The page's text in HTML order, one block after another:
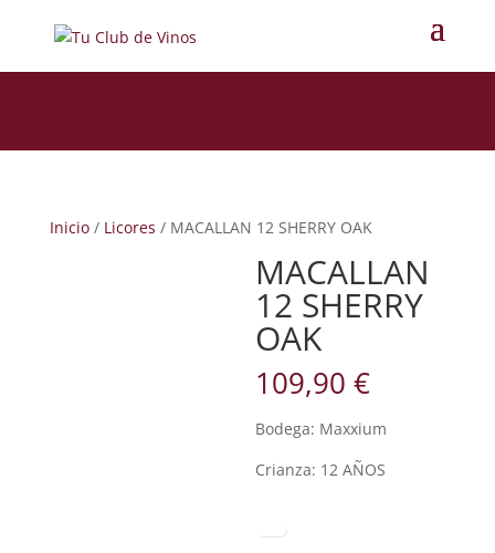
Inicio/ Licores / MACALLAN 12 SHERRY OAK
MACALLAN
12 SHERRY
OAK
109,90€
Bodega: Maxxium
Crianza: 12 AÑOS